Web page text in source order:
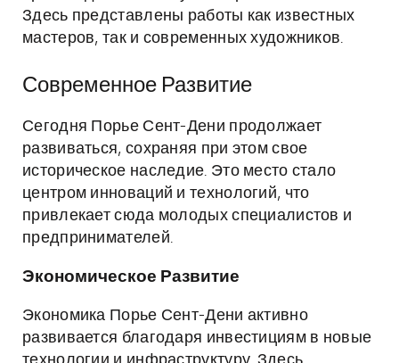
Здесь представлены работы как известных
мастеров, так и современных художников.
Современное Развитие
Сегодня Порье Сент-Дени продолжает
развиваться, сохраняя при этом свое
историческое наследие. Это место стало
центром инноваций и технологий, что
привлекает сюда молодых специалистов и
предпринимателей.
Экономическое Развитие
Экономика Порье Сент-Дени активно
развивается благодаря инвестициям в новые